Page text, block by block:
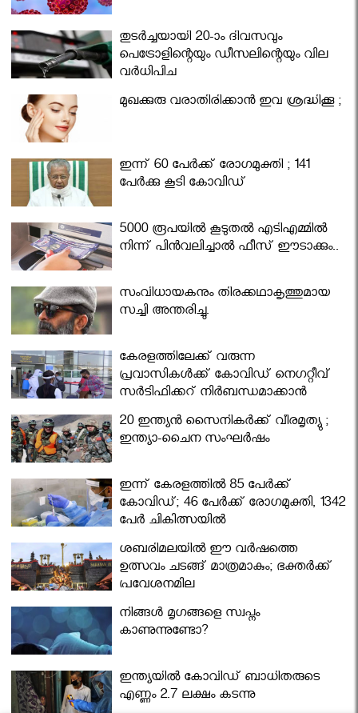
തുടർച്ചയായി 20-ാം ദിവസവും
പെട്രോളിന്റെയും ഡീസലിന്റെയും വില
വര്‍ധിപ്പിച്ചു
മുഖക്കുരു വരാതിരിക്കാന്‍ ഇവ ശ്രദ്ധിക്കൂ ;
ഇന്ന് 60 പേർക്ക് രോഗമുക്തി ; 141
പേര്‍ക്കു കൂടി കോവിഡ്
5000 രൂപയിൽ കൂടുതൽ എടിഎമ്മിൽ
നിന്ന് പിൻവലിച്ചാൽ ഫീസ് ഈടാക്കും..
സംവിധായകനും തിരക്കഥാകൃത്തുമായ
സച്ചി അന്തരിച്ചു.
കേരളത്തിലേക്ക് വരുന്ന
പ്രവാസികള്‍ക്ക് കോവിഡ് നെഗറ്റീവ്
സര്‍ട്ടിഫിക്കറ്റ് നിർബന്ധമാക്കാൻ
മന്ത്രിസഭ
20 ഇന്ത്യൻ സൈനികർക്ക് വീരമൃത്യു ;
ഇന്ത്യാ-ചൈന സംഘർഷം
ഇന്ന് കേരളത്തിൽ 85 പേർക്ക്
കോവിഡ്; 46 പേർക്ക് രോഗമുക്തി, 1342
പേർ ചികിത്സയിൽ
ശബരിമലയില്‍ ഈ വർഷത്തെ
ഉത്സവം ചടങ്ങ് മാത്രമാകും; ഭക്തർക്ക്
പ്രവേശനമില്ല
നിങ്ങള്‍ മൃഗങ്ങളെ സ്വപ്നം
കാണുന്നുണ്ടോ?
ഇന്ത്യയിൽ കോവിഡ് ബാധിതരുടെ
എണ്ണം 2.7 ലക്ഷം കടന്നു